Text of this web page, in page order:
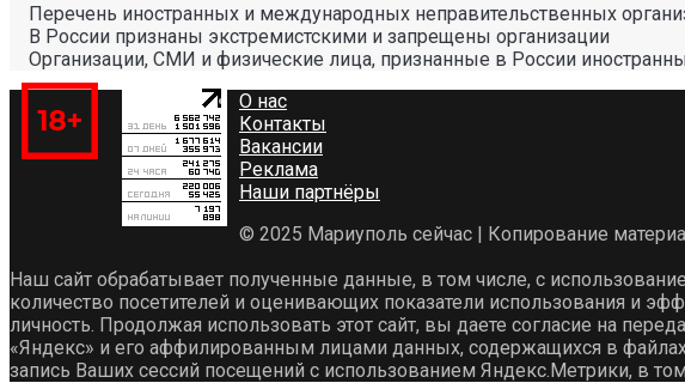
Перечень иностранных и международных неправительственных
В России признаны экстремистскими и запрещены организации
Организации, СМИ и физические лица, признанные в России
О нас
Контакты
Вакансии
Реклама
Наши партнёры
© 2025 Мариуполь сейчас | Копирование
Наш сайт обрабатывает полученные данные, в том числе, с
количество посетителей и оценивающих показатели использования и
личность. Продолжая использовать этот сайт, вы даете согласие на
«Яндекс» и его аффилированным лицами данных, содержащихся в
запись Ваших сессий посещений с использованием Яндекс.Метрики, в